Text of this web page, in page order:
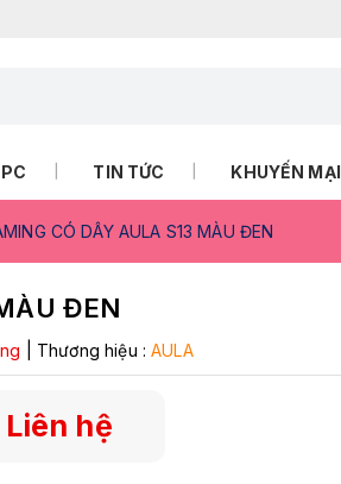
TIN TỨC KHUYẾN MẠI
CÓ DÂY AULA S13 MÀU ĐEN
ĐEN
Thương hiệu :AULA
Liên hệ